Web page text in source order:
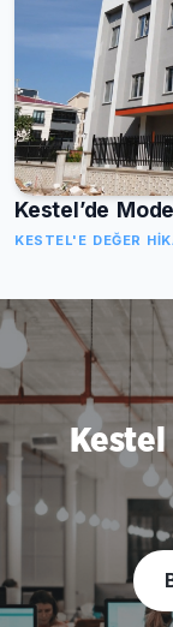
Kestel’de
KESTEL'E DEĞER